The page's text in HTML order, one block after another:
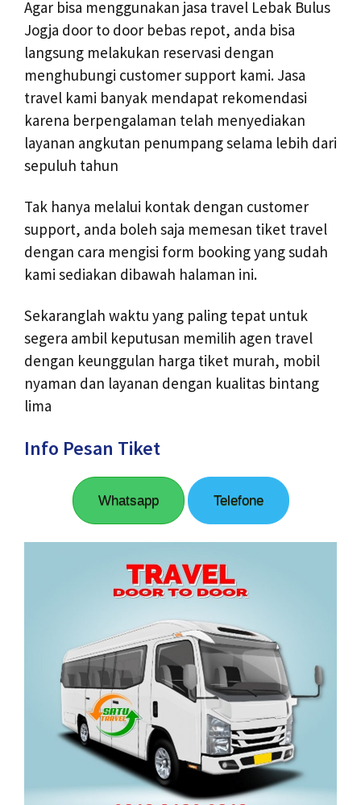
Agar bisa menggunakan jasa travel Lebak Bulus
Jogja door to door bebas repot, anda bisa
langsung melakukan reservasi dengan
menghubungi customer support kami. Jasa
travel kami banyak mendapat rekomendasi
karena berpengalaman telah menyediakan
layanan angkutan penumpang selama lebih dari
sepuluh tahun
Tak hanya melalui kontak dengan customer
support, anda boleh saja memesan tiket travel
dengan cara mengisi form booking yang sudah
kami sediakan dibawah halaman ini.
Sekaranglah waktu yang paling tepat untuk
segera ambil keputusan memilih agen travel
dengan keunggulan harga tiket murah, mobil
nyaman dan layanan dengan kualitas bintang
lima
Info Pesan Tiket
Whatsapp Telefone